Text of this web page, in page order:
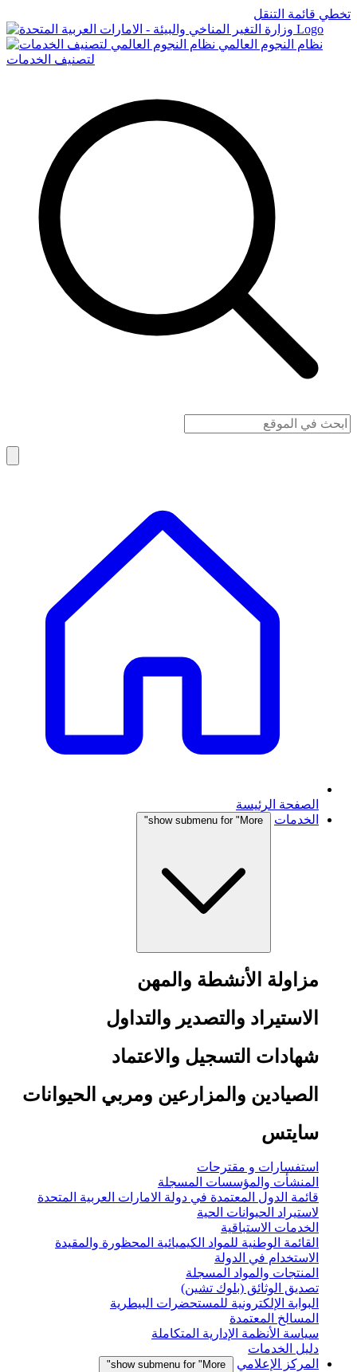
تخطي قائمة التنقل
Logo
نظام النجوم العالمي
لتصنيف الخدمات
الصفحة الرئيسة
الخدمات
show submenu for "More"
مزاولة الأنشطة والمهن
الاستيراد والتصدير والتداول
شهادات التسجيل والاعتماد
الصيادين والمزارعين ومربي الحيوانات
سايتس
استفسارات و مقترحات
المنشأت والمؤسسات المسجلة
قائمة الدول المعتمدة في دولة الامارات العربية المتحدة
لاستيراد الحيوانات الحية
الخدمات الاستباقية
القائمة الوطنية للمواد الكيميائية المحظورة والمقيدة
الاستخدام في الدولة
المنتجات والمواد المسجلة
تصديق الوثائق (بلوك تشين)
البوابة الإلكترونية للمستحضرات البيطرية
المسالخ المعتمدة
سياسة الأنظمة الإدارية المتكاملة
دليل الخدمات
المركز الإعلامي
show submenu for "More"